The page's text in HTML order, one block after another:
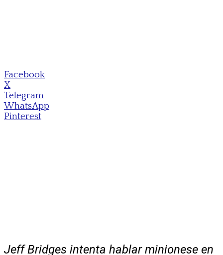
Facebook
X
Telegram
WhatsApp
Pinterest
Jeff Bridges intenta hablar minionese en